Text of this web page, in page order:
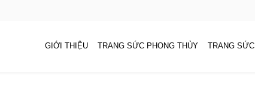
GIỚI THIỆU TRANG SỨC PHONG THỦY TRANG